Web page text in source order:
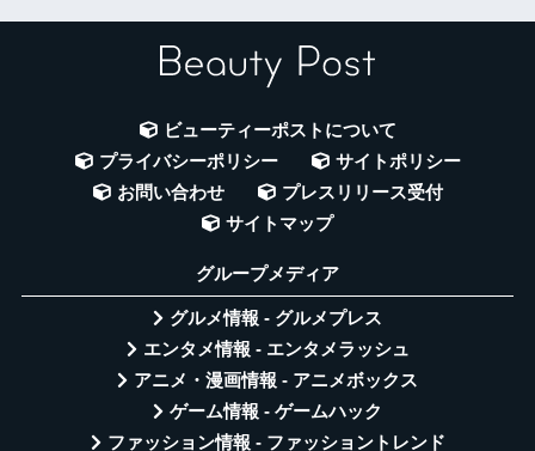
ビューティーポストについて
プライバシーポリシー
サイトポリシー
お問い合わせ
プレスリリース受付
サイトマップ
グループメディア
グルメ情報 - グルメプレス
エンタメ情報 - エンタメラッシュ
アニメ・漫画情報 - アニメボックス
ゲーム情報 - ゲームハック
ファッション情報 - ファッショントレンド